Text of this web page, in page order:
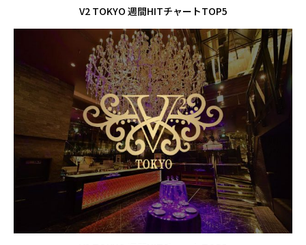
V2 TOKYO 週間HITチャートTOP5